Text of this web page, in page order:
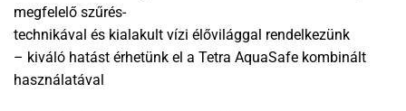
megfelelő szűrés-
technikával és kialakult vízi élővilággal rendelkezünk
– kiváló hatást érhetünk el a Tetra AquaSafe kombinált
használatával